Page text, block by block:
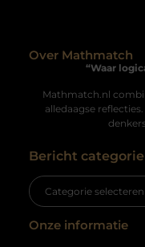
Over Mathmatch
“Waar
Mathmatch.nl
alledaagse
Bericht categorie
Onze informatie